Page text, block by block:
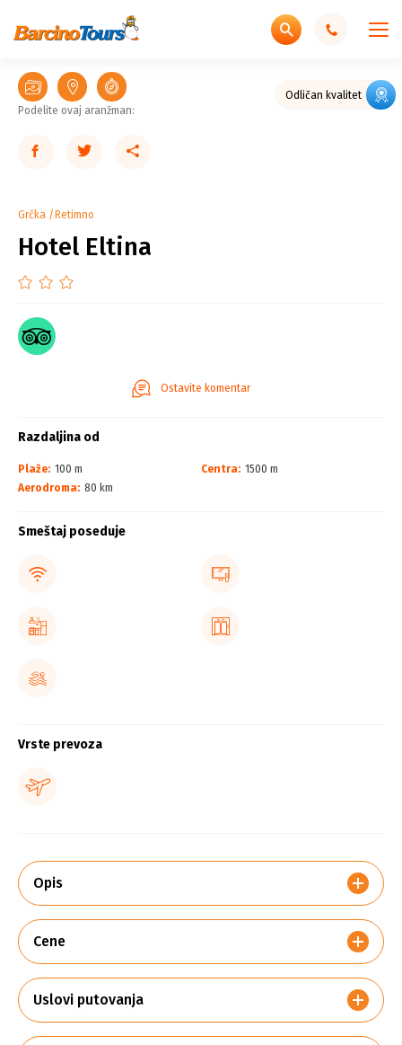
Odličan kvalitet
Odlična cena
Podelite ovaj aranžman:
Grčka Retimno
Hotel Eltina
Ostavite komentar
Razdaljina od
Plaže: 100 m Centra: 1500 m
Aerodroma: 80 km
Smeštaj poseduje
Vrste prevoza
Opis
Cene
Uslovi putovanja